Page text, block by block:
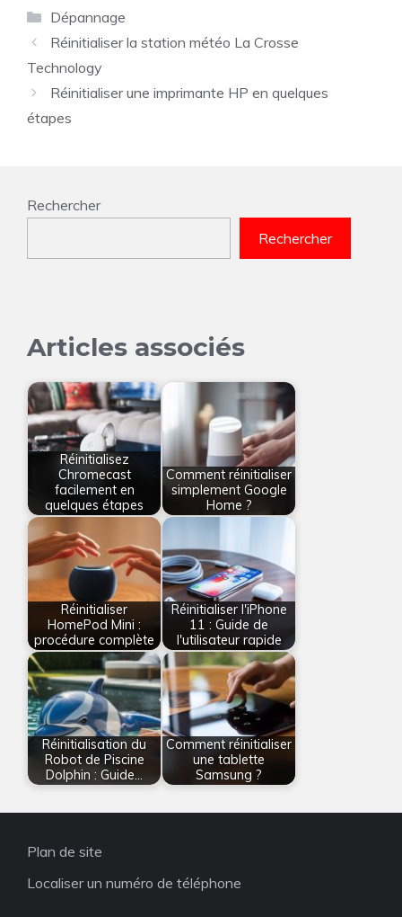
Catégories
Dépannage
Réinitialiser la station météo La Crosse
Technology
Réinitialiser une imprimante HP en quelques
étapes
Rechercher
Rechercher
Articles associés
Réinitialisez
Chromecast
facilement en
quelques étapes
Comment réinitialiser
simplement Google
Home ?
Réinitialiser
HomePod Mini :
procédure complète
Réinitialiser l'iPhone
11 : Guide de
l'utilisateur rapide
Réinitialisation du
Robot de Piscine
Dolphin : Guide…
Comment réinitialiser
une tablette
Samsung ?
Plan de site
Localiser un numéro de téléphone